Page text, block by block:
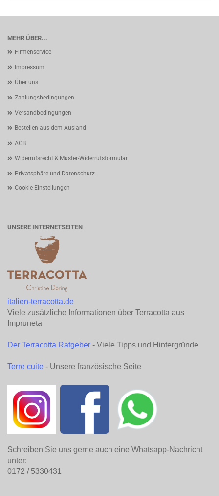
MEHR ÜBER...
Firmenservice
Impressum
Über uns
Zahlungsbedingungen
Versandbedingungen
Bestellen aus dem Ausland
AGB
Widerrufsrecht & Muster-Widerrufsformular
Privatsphäre und Datenschutz
Cookie Einstellungen
UNSERE INTERNETSEITEN
italien-terracotta.de
Viele zusätzliche Informationen über Terracotta aus
Impruneta
Der Terracotta Ratgeber - Viele Tipps und Hintergründe
Terre cuite - Unsere französische Seite
Schreiben Sie uns gerne auch eine Whatsapp-Nachricht
unter:
0172 / 5330431